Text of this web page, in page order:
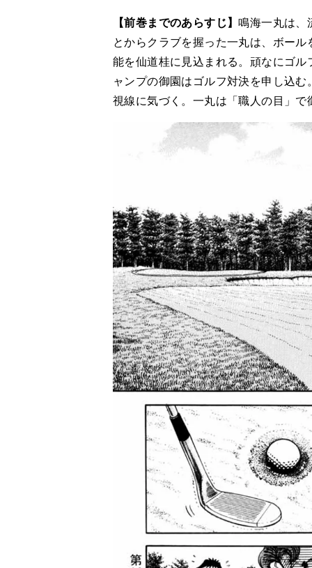
【前巻までのあらすじ】鳴海一丸は、
とからクラブを握った一丸は、ボー
能を仙道桂に見込まれる。頑なにゴ
ャンプの御園はゴルフ対決を申し込
視線に気づく。一丸は「職人の目」